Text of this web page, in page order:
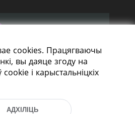
116
Беларусь, 220114
37 37, Факс: (+375 17)
cookies. Працягваючы
вы даяце згоду на
і карыстальніцкіх
АДХІЛІЦЬ